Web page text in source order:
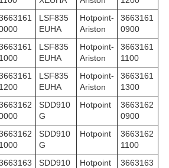
LSF835
EUHA
Hotpoint-
Ariston
3663161
0900
1000
LSF835
EUHA
Hotpoint-
Ariston
3663161
1100
1200
LSF835
EUHA
Hotpoint-
Ariston
3663161
1300
SDD910
G
Hotpoint
3663162
0900
1000
SDD910
G
Hotpoint
3663162
1100
SDD910
Hotpoint
3663163